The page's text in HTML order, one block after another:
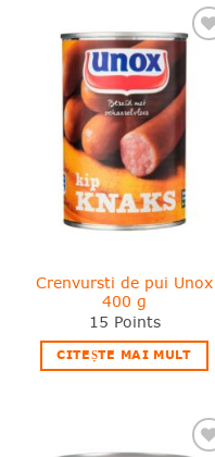
Adauga
wishlist!
Crenvursti de pui Unox
400 g
15 Points
CITEȘTE MAI MULT